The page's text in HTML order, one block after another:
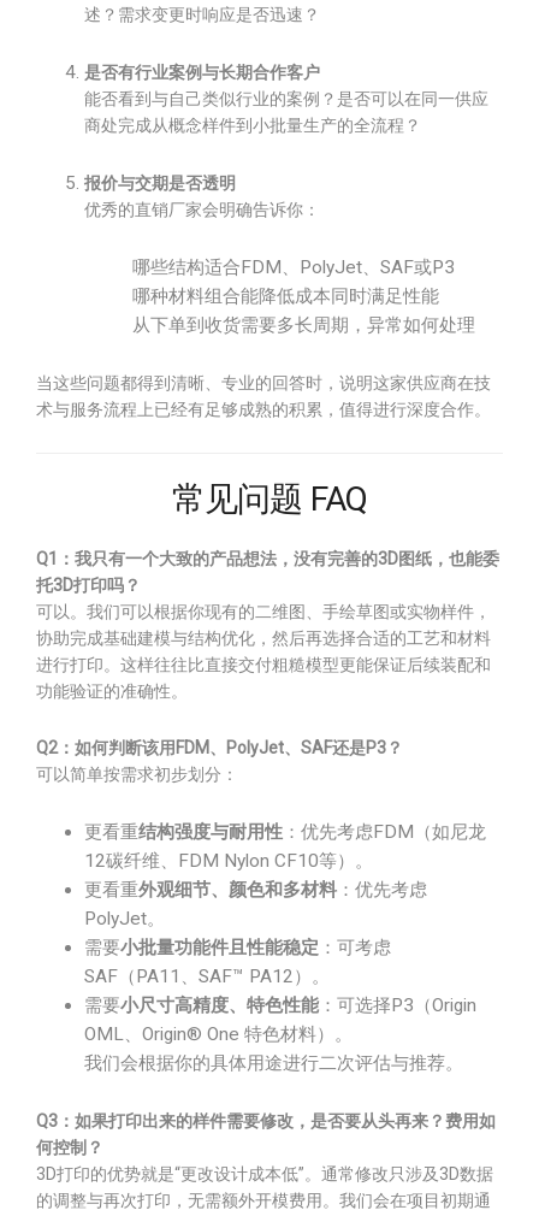
述？需求变更时响应是否迅速？
是否有行业案例与长期合作客户
能否看到与自己类似行业的案例？是否可以在同一供应
商处完成从概念样件到小批量生产的全流程？
报价与交期是否透明
优秀的直销厂家会明确告诉你：
哪些结构适合FDM、PolyJet、SAF或P3
哪种材料组合能降低成本同时满足性能
从下单到收货需要多长周期，异常如何处理
当这些问题都得到清晰、专业的回答时，说明这家供应商在技
术与服务流程上已经有足够成熟的积累，值得进行深度合作。
常见问题 FAQ
Q1：我只有一个大致的产品想法，没有完善的3D图纸，也能委
托3D打印吗？
可以。我们可以根据你现有的二维图、手绘草图或实物样件，
协助完成基础建模与结构优化，然后再选择合适的工艺和材料
进行打印。这样往往比直接交付粗糙模型更能保证后续装配和
功能验证的准确性。
Q2：如何判断该用FDM、PolyJet、SAF还是P3？
可以简单按需求初步划分：
更看重结构强度与耐用性 ：优先考虑FDM（如尼龙
12碳纤维、FDM Nylon CF10等）。
更看重外观细节、颜色和多材料 ：优先考虑
PolyJet。
需要小批量功能件且性能稳定 ：可考虑
SAF（PA11、SAF™ PA12）。
需要小尺寸高精度、特色性能 ：可选择P3（Origin
OML、Origin® One 特色材料）。
我们会根据你的具体用途进行二次评估与推荐。
Q3：如果打印出来的样件需要修改，是否要从头再来？费用如
何控制？
3D打印的优势就是“更改设计成本低”。通常修改只涉及3D数据
的调整与再次打印，无需额外开模费用。我们会在项目初期通